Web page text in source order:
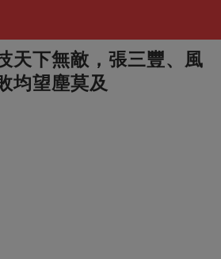
天下無敵，張三豐、風
均望塵莫及